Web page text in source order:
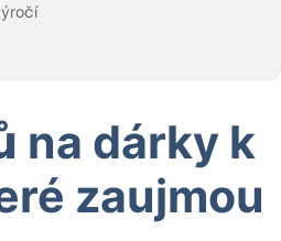
na dárky k
zaujmou